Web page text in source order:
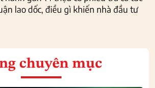
lao dốc, điều gì khiến nhà đầu tư
chuyên mục